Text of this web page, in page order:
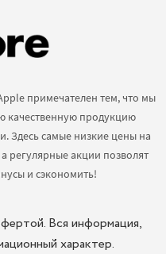
качественную продукцию
Здесь самые низкие цены на
регулярные акции позволят
и сэкономить!
Вся информация,
характер.